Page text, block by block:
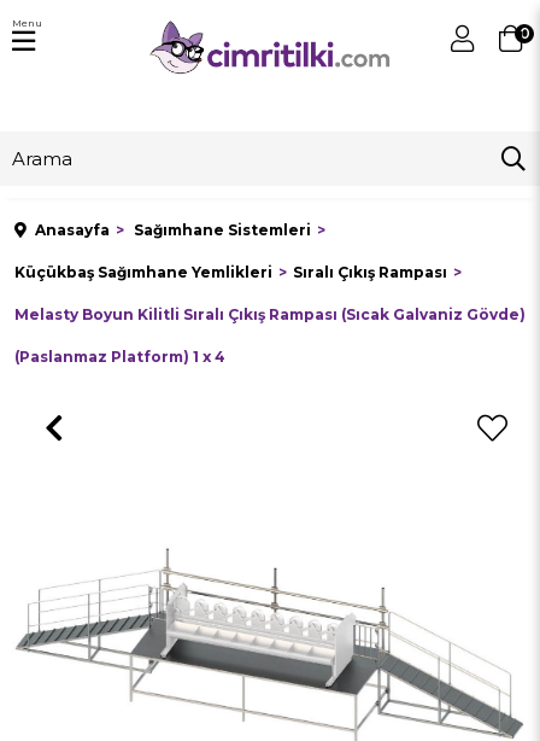
0
Menu
Anasayfa Sağımhane Sistemleri
Küçükbaş Sağımhane Yemlikleri Sıralı Çıkış Rampası
Melasty Boyun Kilitli Sıralı Çıkış Rampası (Sıcak Galvaniz Gövde)
(Paslanmaz Platform) 1 x 4